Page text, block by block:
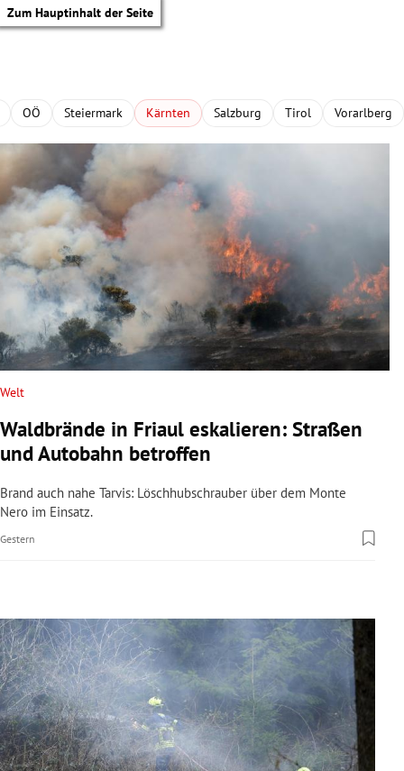
Zum Hauptinhalt der Seite
Untermenü
Untermenü
Untermenü
Untermenü
Untermenü
Untermenü
OÖ Steiermark Kärnten Salzburg Tirol Vorarlberg
Welt
Waldbrände in Friaul eskalieren: Straßen
und Autobahn betroffen
Brand auch nahe Tarvis: Löschhubschrauber über dem Monte
Nero im Einsatz.
Gestern